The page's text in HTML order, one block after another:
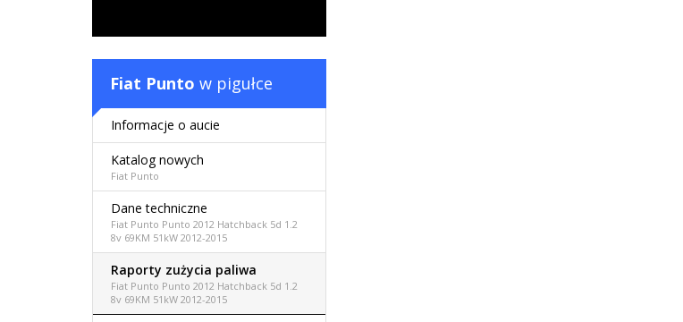
Fiat Punto w pigułce
Informacje o aucie
Katalog nowych
Fiat Punto
Dane techniczne
Fiat Punto Punto 2012 Hatchback 5d 1.2
8v 69KM 51kW 2012-2015
Raporty zużycia paliwa
Fiat Punto Punto 2012 Hatchback 5d 1.2
8v 69KM 51kW 2012-2015